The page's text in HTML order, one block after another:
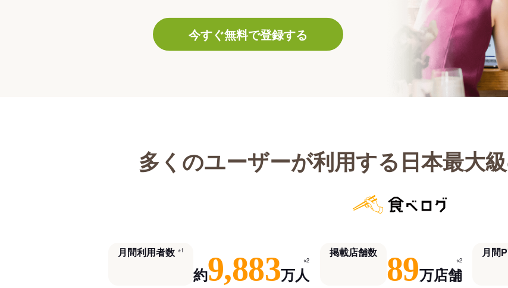
今すぐ無料で登録する
多くのユーザーが利用する日本最大
月間利用者数 ※1
約9,883万人
※2
掲載店舗数 89万店舗
※2
月間